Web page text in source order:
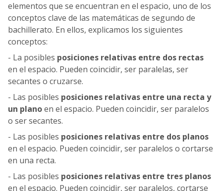
elementos que se encuentran en el espacio, uno de los
conceptos clave de las matemáticas de segundo de
bachillerato. En ellos, explicamos los siguientes
conceptos:
- La posibles posiciones relativas entre dos rectas
en el espacio. Pueden coincidir, ser paralelas, ser
secantes o cruzarse.
- Las posibles posiciones relativas entre una recta y
un planoen el espacio. Pueden coincidir, ser paralelos
o ser secantes.
- Las posibles posiciones relativas entre dos planos
en el espacio. Pueden coincidir, ser paralelos o cortarse
en una recta.
- Las posibles posiciones relativas entre tres planos
en el espacio. Pueden coincidir, ser paralelos, cortarse